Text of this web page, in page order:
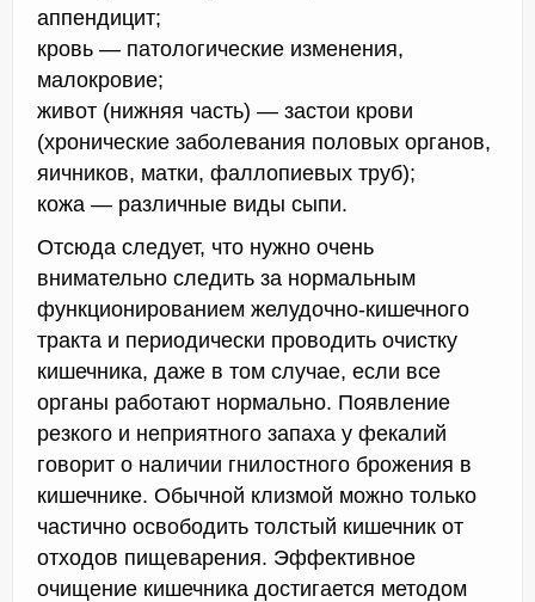
аппендицит;
кровь — патологические изменения,
малокровие;
живот (нижняя часть) — застои крови
(хронические заболевания половых органов,
яичников, матки, фаллопиевых труб);
кожа — различные виды сыпи.
Отсюда следует, что нужно очень
внимательно следить за нормальным
функционированием желудочно-кишечного
тракта и периодически проводить очистку
кишечника, даже в том случае, если все
органы работают нормально. Появление
резкого и неприятного запаха у фекалий
говорит о наличии гнилостного брожения в
кишечнике. Обычной клизмой можно только
частично освободить толстый кишечник от
отходов пищеварения. Эффективное
очищение кишечника достигается методом